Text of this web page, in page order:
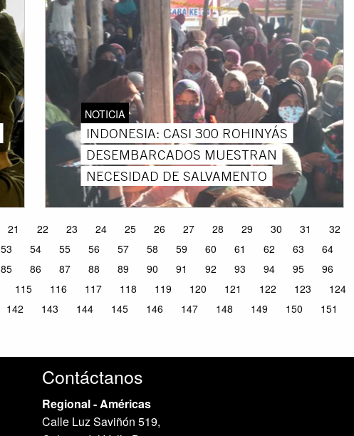
NOTICIA
INDONESIA: CASI 300 ROHINYÁS
DESEMBARCADOS MUESTRAN
NECESIDAD DE SALVAMENTO
21 22 23 24 25 26 27 28 29 30 31
32
53 54 55 56 57 58 59 60 61 62 63
64
85 86 87 88 89 90 91 92 93 94 95
96
115 116 117 118 119 120 121 122 123
124
142 143 144 145 146 147 148 149 150
151
Contáctanos
Regional - Américas
Calle Luz Saviñón 519,